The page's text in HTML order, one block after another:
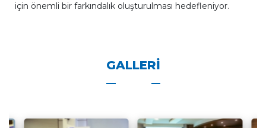
için önemli bir farkındalık oluşturulması hedefleniyor.
GALLERI